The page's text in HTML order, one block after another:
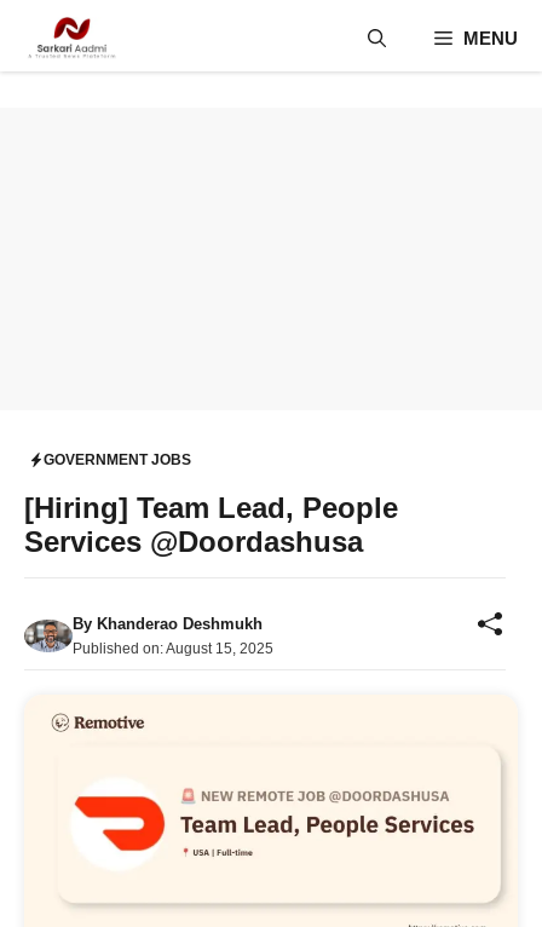
MENU
GOVERNMENT JOBS
[Hiring] Team Lead, People
Services @Doordashusa
By Khanderao Deshmukh
Published on:August 15, 2025